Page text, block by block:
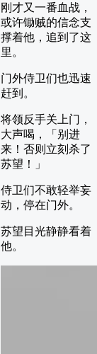
刚才又一番血战，
或许锄贼的信念支
撑着他，追到了这
里。
门外侍卫们也迅速
赶到。
将领反手关上门，
大声喝，「别进
来！否则立刻杀了
苏望！」
侍卫们不敢轻举妄
动，停在门外。
苏望目光静静看着
他。